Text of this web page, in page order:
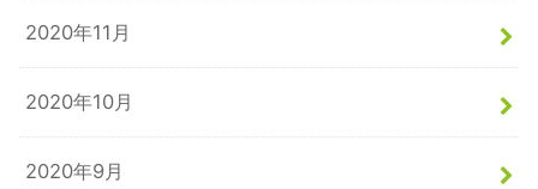
2020年11月
2020年10月
2020年9月